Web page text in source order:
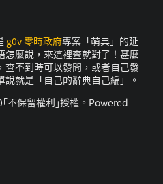
g0v 零時政府專案「萌典」的延
麼說，來這裡查就對了！甚麼
不到時可以發問，或者自己發
就是「自己的辭典自己編」。
不保留權利｣授權。Powered